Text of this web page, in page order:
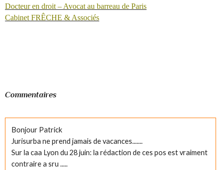
Docteur en droit – Avocat au barreau de Paris
Cabinet FRÊCHE & Associés
Commentaires
Bonjour Patrick
Jurisurba ne prend jamais de vacances.......
Sur la caa Lyon du 28 juin: la rédaction de ces pos est vraiment
contraire a sru .....